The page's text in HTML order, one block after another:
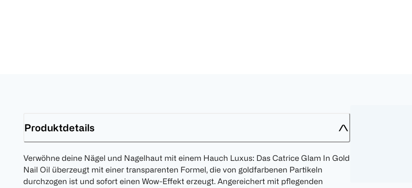
Produktdetails
Verwöhne deine Nägel und Nagelhaut mit einem Hauch Luxus: Das Catrice Glam In Gold
Nail Oil überzeugt mit einer transparenten Formel, die von goldfarbenen Partikeln
durchzogen ist und sofort einen Wow-Effekt erzeugt. Angereichert mit pflegenden